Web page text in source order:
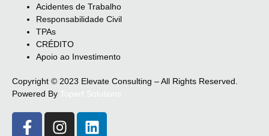
Acidentes de Trabalho
Responsabilidade Civil
TPAs
CRÉDITO
Apoio ao Investimento
Copyright © 2023 Elevate Consulting – All Rights Reserved.
Powered By